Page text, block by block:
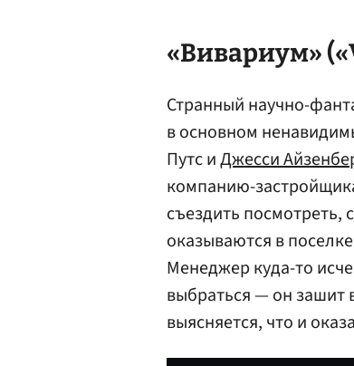
«Вивариум»
Странный научно-
в основном
Путс иДжесси
компанию-
съездить посмотреть,
оказываются в
Менеджер куда-то
выбраться — он зашит
выясняется, что и